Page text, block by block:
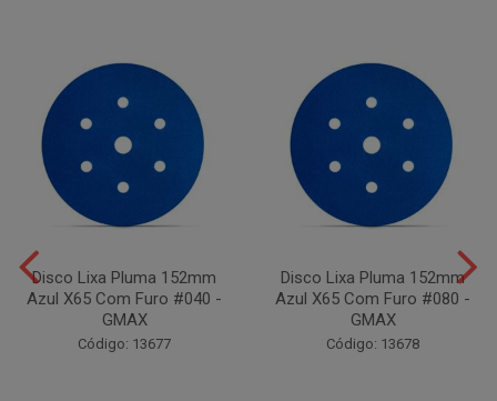
Disco Lixa Pluma 152mm
Azul X65 Com Furo #040 -
GMAX
Código: 13677
Disco Lixa Pluma 152mm
Azul X65 Com Furo #080 -
GMAX
Código: 13678